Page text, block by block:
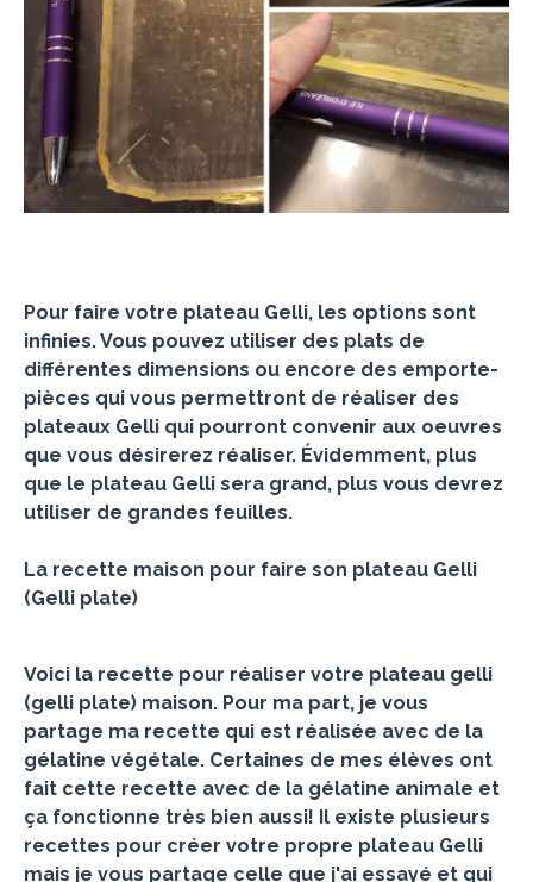
Pour faire votre plateau Gelli, les options sont
infinies. Vous pouvez utiliser des plats de
différentes dimensions ou encore des emporte-
pièces qui vous permettront de réaliser des
plateaux Gelli qui pourront convenir aux oeuvres
que vous désirerez réaliser. Évidemment, plus
que le plateau Gelli sera grand, plus vous devrez
utiliser de grandes feuilles.
La recette maison pour faire son plateau Gelli
(Gelli plate)
Voici la recette pour réaliser votre plateau gelli
(gelli plate) maison. Pour ma part, je vous
partage ma recette qui est réalisée avec de la
gélatine végétale. Certaines de mes élèves ont
fait cette recette avec de la gélatine animale et
ça fonctionne très bien aussi! Il existe plusieurs
recettes pour créer votre propre plateau Gelli
mais je vous partage celle que j'ai essayé et qui